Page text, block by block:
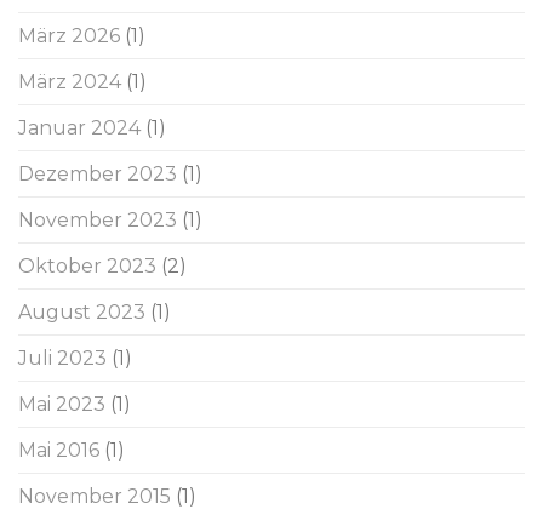
März 2026 (1)
März 2024(1)
Januar 2024(1)
Dezember 2023 (1)
November 2023 (1)
Oktober 2023 (2)
August 2023 (1)
Juli 2023 (1)
Mai 2023 (1)
Mai 2016 (1)
November 2015 (1)